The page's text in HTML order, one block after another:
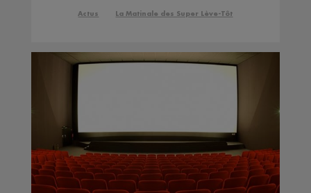
Actus La Matinale des Super Lève-Tôt